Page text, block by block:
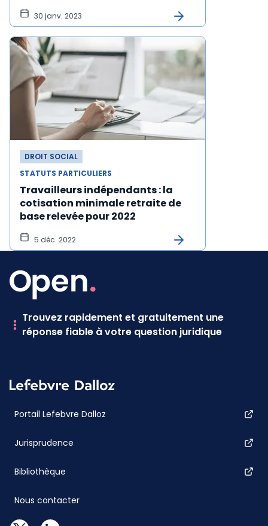
30 janv. 2023
DROIT SOCIAL
STATUTS PARTICULIERS
Travailleurs indépendants : la
cotisation minimale retraite de
base relevée pour 2022
5 déc. 2022
Trouvez rapidement et gratuitement une
réponse fiable à votre question juridique
Portail Lefebvre Dalloz
Jurisprudence
Bibliothèque
Nous contacter